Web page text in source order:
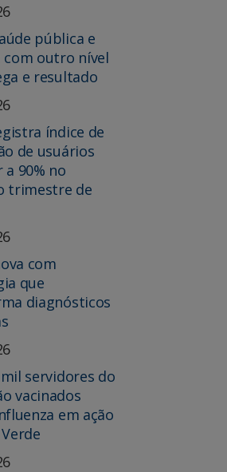
pública e
outro nível
e resultado
índice de
de usuários
90% no
trimestre de
com
que
diagnósticos
servidores do
vacinados
em ação